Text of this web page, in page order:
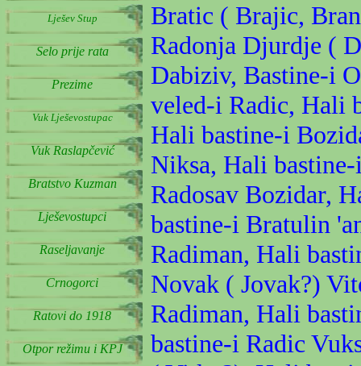
Lješev Stup
Selo prije rata
Prezime
Vuk Lješevostupac
Vuk Raslapčević
Bratstvo Kuzman
Lješevostupci
Raseljavanje
Crnogorci
Ratovi do 1918
Otpor režimu i KPJ
Bratic ( Brajic,
Radonja Djurdje (
Dabiziv, Bastine-i
veled-i Radic, Hali
Hali bastine-i
Niksa, Hali
Radosav Bozidar,
bastine-i Bratulin
Radiman, Hali
Novak ( Jovak?)
Radiman, Hali
bastine-i Radic